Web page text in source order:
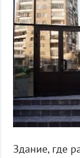
Здание, где